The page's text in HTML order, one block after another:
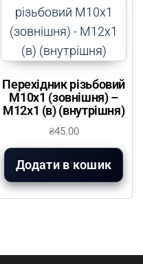
Перехідник різьбовий
М10х1 (зовнішня) –
М12х1 (в) (внутрішня)
₴45.00
Додати в кошик